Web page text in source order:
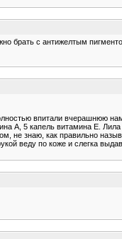
брать с антижелтым
впитали вчерашнюю
А, 5 капель витамина Е. Лила
не знаю, как правильно
веду по коже и слегка